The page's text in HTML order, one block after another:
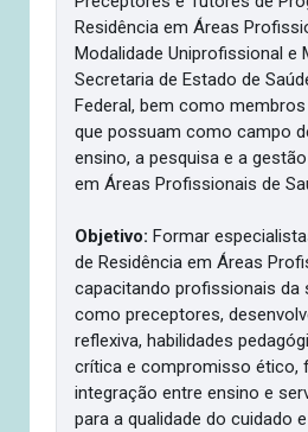
Residência em Áreas
Modalidade Uniprofissional e
Secretaria de Estado de
Federal, bem como
que possuam como campo
ensino, a pesquisa e a
em Áreas Profissionais de
Objetivo: Formar
de Residência em Áreas
capacitando profissionais da
como preceptores,
reflexiva, habilidades
crítica e compromisso ético,
integração entre ensino e
para a qualidade do cuidado